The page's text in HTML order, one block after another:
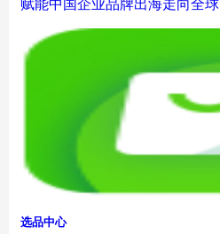
赋能中国企业品牌出海走向全球
选品中心